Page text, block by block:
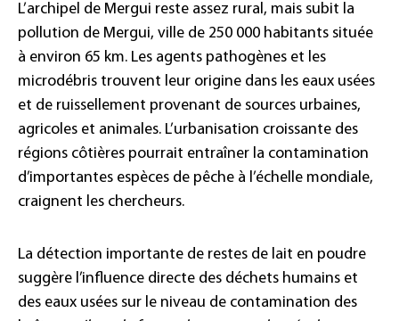
L’archipel de Mergui reste assez rural, mais subit la
pollution de Mergui, ville de 250 000 habitants située
à environ 65 km. Les agents pathogènes et les
microdébris trouvent leur origine dans les eaux usées
et de ruissellement provenant de sources urbaines,
agricoles et animales. L’urbanisation croissante des
régions côtières pourrait entraîner la contamination
d’importantes espèces de pêche à l’échelle mondiale,
craignent les chercheurs.
La détection importante de restes de lait en poudre
suggère l’influence directe des déchets humains et
des eaux usées sur le niveau de contamination des